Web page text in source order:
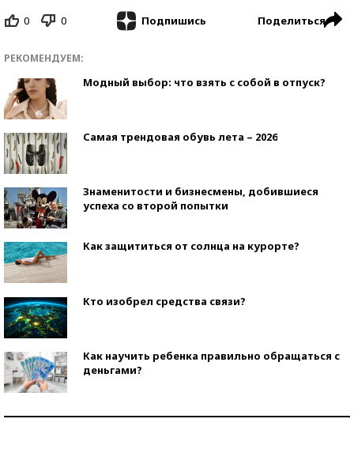
0 0 Подпишись Поделиться
РЕКОМЕНДУЕМ:
Модный выбор: что взять с собой в отпуск?
Самая трендовая обувь лета – 2026
Знаменитости и бизнесмены, добившиеся
успеха со второй попытки
Как защититься от солнца на курорте?
Кто изобрел средства связи?
Как научить ребенка правильно обращаться с
деньгами?